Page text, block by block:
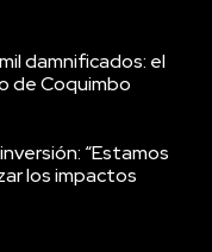
damnificados: el
de Coquimbo
“Estamos
los impactos